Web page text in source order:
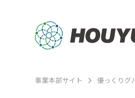
事業本部サイト 優っくりグ